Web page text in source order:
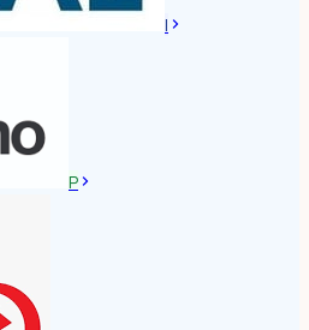
I
P